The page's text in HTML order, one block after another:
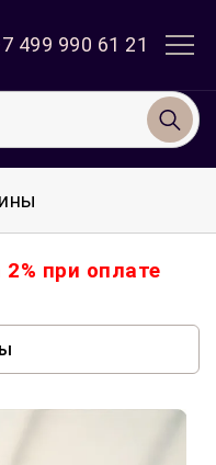
499 990 61 21
при оплате